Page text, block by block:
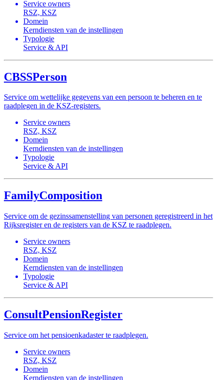
Service owners
RSZ, KSZ
Domein
Kerndiensten van de instellingen
Typologie
Service & API
CBSSPerson
Service om wettelijke gegevens van een persoon te beheren en te
raadplegen in de KSZ-registers.
Service owners
RSZ, KSZ
Domein
Kerndiensten van de instellingen
Typologie
Service & API
FamilyComposition
Service om de gezinssamenstelling van personen geregistreerd in het
Rijksregister en de registers van de KSZ te raadplegen.
Service owners
RSZ, KSZ
Domein
Kerndiensten van de instellingen
Typologie
Service & API
ConsultPensionRegister
Service om het pensioenkadaster te raadplegen.
Service owners
RSZ, KSZ
Domein
Kerndiensten van de instellingen